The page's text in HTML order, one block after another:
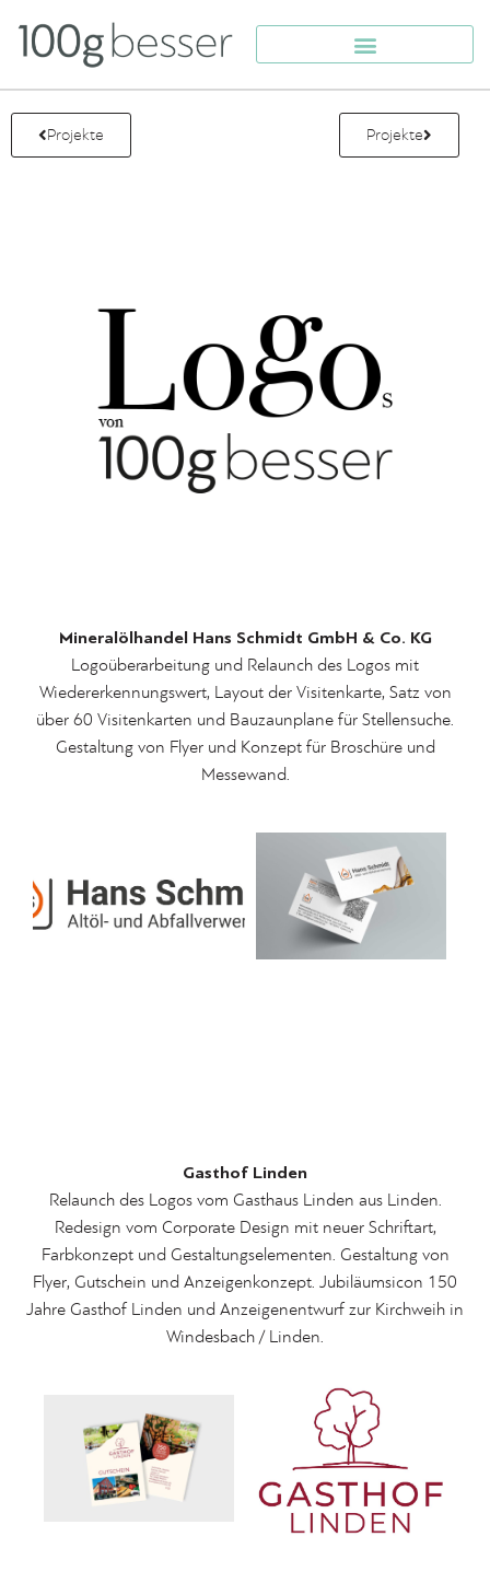
Projekte Projekte
Mineralölhandel Hans Schmidt GmbH & Co. KG
Logoüberarbeitung und Relaunch des Logos mit
Wiedererkennungswert, Layout der Visitenkarte, Satz von
über 60 Visitenkarten und Bauzaunplane für Stellensuche.
Gestaltung von Flyer und Konzept für Broschüre und
Messewand.
Gasthof Linden
Relaunch des Logos vom Gasthaus Linden aus Linden.
Redesign vom Corporate Design mit neuer Schriftart,
Farbkonzept und Gestaltungselementen. Gestaltung von
Flyer, Gutschein und Anzeigenkonzept. Jubiläumsicon 150
Jahre Gasthof Linden und Anzeigenentwurf zur Kirchweih in
Windesbach / Linden.